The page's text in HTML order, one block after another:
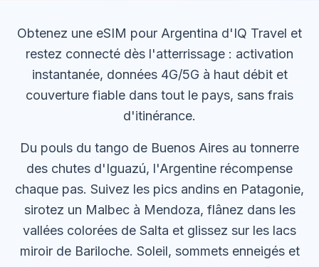
Obtenez une eSIM pour Argentina d'IQ Travel et
restez connecté dès l'atterrissage : activation
instantanée, données 4G/5G à haut débit et
couverture fiable dans tout le pays, sans frais
d'itinérance.
Du pouls du tango de Buenos Aires au tonnerre
des chutes d'Iguazú, l'Argentine récompense
chaque pas. Suivez les pics andins en Patagonie,
sirotez un Malbec à Mendoza, flânez dans les
vallées colorées de Salta et glissez sur les lacs
miroir de Bariloche. Soleil, sommets enneigés et